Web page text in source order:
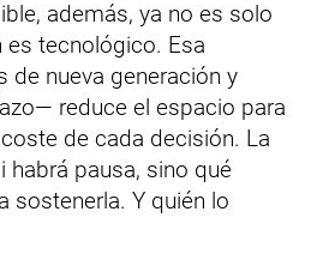
además, ya no es solo
tecnológico. Esa
nueva generación y
reduce el espacio para
de cada decisión. La
habrá pausa, sino qué
sostenerla. Y quién lo